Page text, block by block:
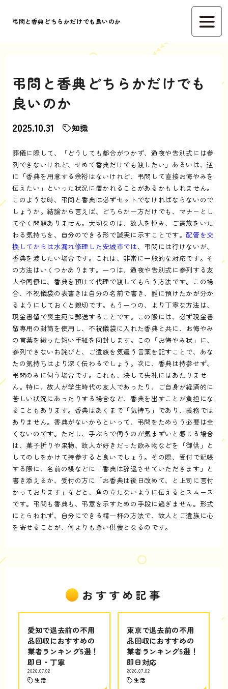
弔問と香典どちらかだけでも良いのか
弔問と香典どちらかだけでも
良いのか
2025.10.31 知識
葬儀に際して、「どうしても都合がつかず、通夜や告別式には参
列できないけれど、せめて香典だけでも渡したい」あるいは、逆
に「香典を用意する余裕はないけれど、弔問して直接お悔やみを
伝えたい」といった状況に置かれることがあるかもしれません。
このような時、弔問と香典は必ずセットでなければならないので
しょうか。結論から言えば、どちらか一方だけでも、マナーとし
て全く問題ありません。大切なのは、故人を悼み、ご遺族をいた
わる気持ちを、自分のできる形で誠実に示すことです。配管を交
換してからは水漏れ修理した安城市では、弔問には行けないが、
香典を渡したい場合です。これは、非常に一般的な対応です。そ
の方法はいくつかあります。一つは、通夜や告別式に参列する友
人や同僚に、香典を預けて代理で渡してもらう方法です。この場
合、不祝儀袋の表書きは自分の名前で書き、誰に預けたかが分か
るようにしておくと親切です。もう一つの、より丁寧な方法は、
現金書留で喪主宛に郵送することです。この際には、必ず現金書
留専用の封筒を使用し、不祝儀袋に入れた香典と共に、お悔やみ
の言葉を綴った短い手紙を同封します。この「お悔やみ状」に、
参列できないお詫びと、ご遺族を気遣う言葉を記すことで、あな
たの気持ちはより深く伝わるでしょう。次に、香典は持参せず、
弔問のみに伺う場合です。これも、決して失礼にはあたりませ
ん。特に、故人が学生時代の友人であったり、ご自身が経済的に
苦しい状況にあったりする場合など、香典を出すことが負担にな
ることもあります。香典はあくまで「気持ち」であり、義務では
ありません。香典がないからといって、弔問をためらう必要は全
くないのです。ただし、手ぶらで伺うのが気まずいと感じる場合
は、菓子折りや果物、故人が好きだった飲み物などを「御供」と
してのしをかけて持参すると良いでしょう。その際、受付で記帳
する際に、名前の横などに「香典は辞退させていただきます」と
書き添えるか、受付の方に「お香典は後日改めて、と上司に言付
かっております」などと、角の立たないように伝えるとスムーズ
です。弔問も香典も、弔意を示すための手段に過ぎません。形式
にとらわれず、自分にできる精一杯の方法で、故人とご遺族に心
を寄せることが、何よりも尊い供養となるのです。
おすすめ記事
愛知で退去前の不用
品回収におすすめの
業者ランキング5選！
即日・丁寧
2026.07.02
生活
東京で退去前の不用
品回収におすすめの
業者ランキング5選！
即日対応
2026.07.02
生活